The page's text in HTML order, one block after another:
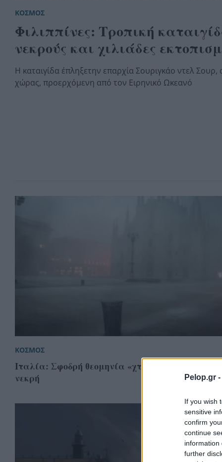
Pelop.gr -
If you wish
sensitive
confirm
continue
information
further
ΚΟΣΜΟΣ
Φιλιππίνες: Τροπική
νεκρούς και χιλιάδες
Η καταιγίδα έπληξετην επαρχία Σουριγκάο ντελ Σουρ,
χώρας, προερχόμενη από τον Ειρηνικό Ωκεανό
ΚΟΣΜΟΣ
Ιταλία: Σφοδρή θεομηνία «χτύπησε» το Μιλάνο,
νεκρή